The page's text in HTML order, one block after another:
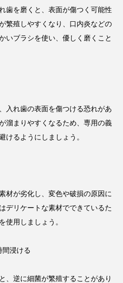
歯を磨くと、表面が傷つく可能性
繁殖しやすくなり、口内炎などの
いブラシを使い、優しく磨くこと
入れ歯の表面を傷つける恐れがあ
溜まりやすくなるため、専用の義
けるようにしましょう。
材が劣化し、変色や破損の原因に
デリケートな素材でできているた
使用しましょう。
間浸ける
、逆に細菌が繁殖することがあり